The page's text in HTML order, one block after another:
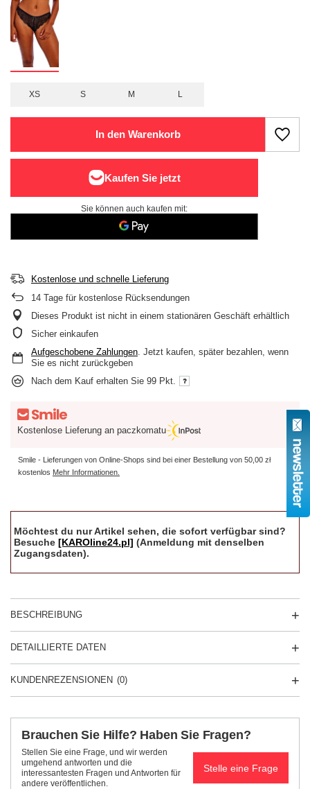
XS S M L
In den Warenkorb
Sie können auch kaufen mit:
Kostenlose und schnelle Lieferung
14 Tage für kostenlose Rücksendungen
Dieses Produkt ist nicht in einem stationären Geschäft erhältlich
Sicher einkaufen
Aufgeschobene Zahlungen . Jetzt kaufen, später bezahlen, wenn
Sie es nicht zurückgeben
Nach dem Kauf erhalten Sie 99 Pkt.
Kostenlose Lieferung an paczkomatu
Smile - Lieferungen von Online-Shops sind bei einer Bestellung von 50,00 zł
kostenlos Mehr Informationen.
Möchtest du nur Artikel sehen, die sofort verfügbar sind?
Besuche [KAROline24.pl] (Anmeldung mit denselben
Zugangsdaten).
BESCHREIBUNG
DETAILLIERTE DATEN
KUNDENREZENSIONEN (0)
Brauchen Sie Hilfe? Haben Sie Fragen?
Stellen Sie eine Frage, und wir werden
umgehend antworten und die
interessantesten Fragen und Antworten für
andere veröffentlichen.
Stelle eine Frage